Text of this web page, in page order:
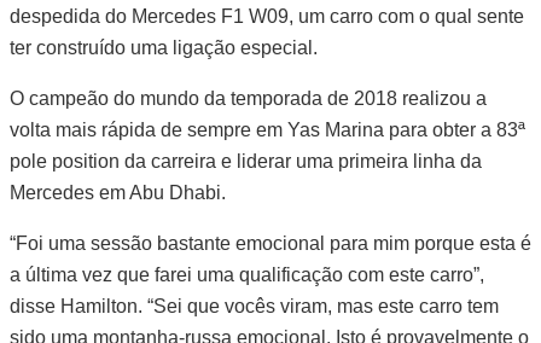
despedida do Mercedes F1 W09, um carro com o qual sente
ter construído uma ligação especial.
O campeão do mundo da temporada de 2018 realizou a
volta mais rápida de sempre em Yas Marina para obter a 83ª
pole position da carreira e liderar uma primeira linha da
Mercedes em Abu Dhabi.
“Foi uma sessão bastante emocional para mim porque esta é
a última vez que farei uma qualificação com este carro”,
disse Hamilton. “Sei que vocês viram, mas este carro tem
sido uma montanha-russa emocional. Isto é provavelmente o